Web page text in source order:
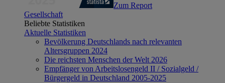
Zum Report
Gesellschaft
Beliebte Statistiken
Aktuelle Statistiken
Bevölkerung Deutschlands nach relevanten
Altersgruppen 2024
Die reichsten Menschen der Welt 2026
Empfänger von Arbeitslosengeld II / Sozialgeld /
Bürgergeld in Deutschland 2005-2025